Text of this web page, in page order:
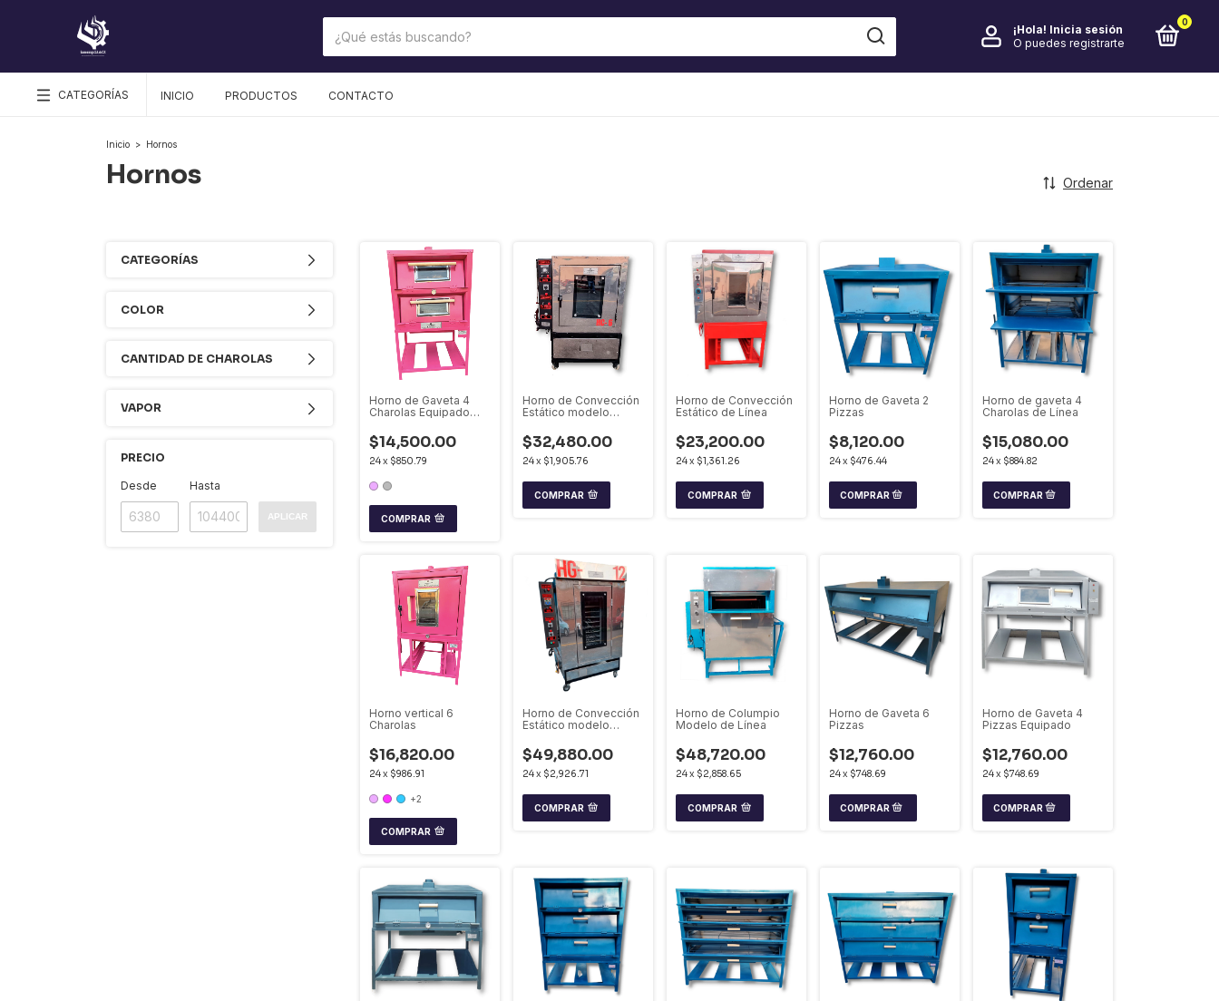
¡Hola! Inicia sesión
O puedes registrarte
0
CATEGORÍAS INICIO PRODUCTOS CONTACTO
Inicio > Hornos
Hornos Ordenar
CATEGORÍAS
COLOR
CANTIDAD DE CHAROLAS
VAPOR
PRECIO
Desde Hasta
APLICAR
Horno de Gaveta 4
Charolas Equipado
$14,500.00
24x $850.79
COMPRAR
Horno de Convección
Estático modelo
$32,480.00
24x $1,905.76
COMPRAR
Horno de Convección
Estático de Línea
$23,200.00
24x $1,361.26
COMPRAR
Horno de Gaveta 2
Pizzas
$8,120.00
24x $476.44
Horno de gaveta 4
Charolas de Línea
$15,080.00
24x $884.82
Horno vertical 6
Charolas
$16,820.00
24x $986.91
+2
COMPRAR
Horno de Convección
Estático modelo
$49,880.00
24x $2,926.71
COMPRAR
Horno de Columpio
Modelo de Línea
$48,720.00
24x $2,858.65
COMPRAR
Horno de Gaveta 6
Pizzas
$12,760.00
24x $748.69
Horno de Gaveta 4
Pizzas Equipado
$12,760.00
24x $748.69